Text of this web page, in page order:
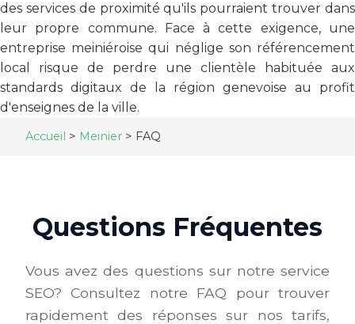
des services de proximité qu'ils pourraient trouver dans
leur propre commune. Face à cette exigence, une
entreprise meiniéroise qui néglige son référencement
local risque de perdre une clientèle habituée aux
standards digitaux de la région genevoise au profit
d'enseignes de la ville.
Accueil > Meinier > FAQ
Questions Fréquentes
Vous avez des questions sur notre service
SEO? Consultez notre FAQ pour trouver
rapidement des réponses sur nos tarifs,